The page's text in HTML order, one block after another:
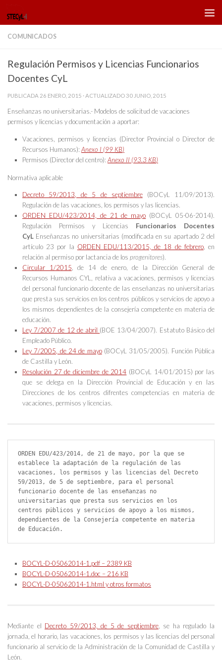
Saltar al contenido
COMUNICADOS
Regulación Permisos y Licencias Funcionarios
Docentes CyL
PUBLICADA 26 ENERO, 2015 · ACTUALIZADO30 JUNIO, 2015
Enseñanzas no universitarias.- Modelos de solicitud de vacaciones
permisos y licencias y documentación a aportar:
Vacaciones, permisos y licencias (Director Provincial o Director de
Recursos Humanos): Anexo I (99 KB)
Permisos (Director del centro): Anexo II (93.3 KB)
Normativa aplicable
Decreto 59/2013, de 5 de septiembre(BOCyL 11/09/2013).
Regulación de las vacaciones, los permisos y las licencias.
ORDEN EDU/423/2014, de 21 de mayo (BOCyL 05-06-2014).
Regulación Permisos y Licencias Funcionarios Docentes
CyL Enseñanzas no universitarias (modificada en su apartado 2 del
artículo 23 por la ORDEN EDU/113/2015, de 18 de febrero, en
relación al permiso por lactancia de los progenitores).
Circular 1/2015 , de 14 de enero, de la Dirección General de
Recursos Humanos CYL, relativa a vacaciones, permisos y licencias
del personal funcionario docente de las enseñanzas no universitarias
que presta sus servicios en los centros públicos y servicios de apoyo a
los mismos dependientes de la consejería competente en materia de
educación.
Ley 7/2007 de 12 de abril (BOE 13/04/2007). Estatuto Básico del
Empleado Público.
Ley 7/2005, de 24 de mayo(BOCyL 31/05/2005). Función Pública
de Castilla y León.
Resolución 27 de diciembre de 2014 (BOCyL 14/01/2015) por las
que se delega en la Dirección Provincial de Educación y en las
Direcciones de los centros difrentes competencias en materia de
vacaciones, permisos y licencias.
ORDEN EDU/423/2014, de 21 de mayo, por la que se
establece la adaptación de la regulación de las
vacaciones, los permisos y las licencias del Decreto
59/2013, de 5 de septiembre, para el personal
funcionario docente de las enseñanzas no
universitarias que presta sus servicios en los
centros públicos y servicios de apoyo a los mismos,
dependientes de la Consejería competente en materia
de Educación.
BOCYL-D-05062014-1.pdf – 2389 KB
BOCYL-D-05062014-1.doc – 216 KB
BOCYL-D-05062014-1.html y otros formatos
Mediante el Decreto 59/2013, de 5 de septiembre, se ha regulado la
jornada, el horario, las vacaciones, los permisos y las licencias del personal
funcionario al servicio de la Administración de la Comunidad de Castilla y
León.